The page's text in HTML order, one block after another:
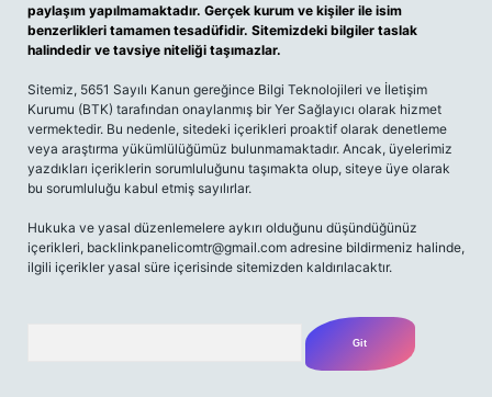
paylaşım yapılmamaktadır. Gerçek kurum ve kişiler ile isim
benzerlikleri tamamen tesadüfidir. Sitemizdeki bilgiler taslak
halindedir ve tavsiye niteliği taşımazlar.
Sitemiz, 5651 Sayılı Kanun gereğince Bilgi Teknolojileri ve İletişim
Kurumu (BTK) tarafından onaylanmış bir Yer Sağlayıcı olarak hizmet
vermektedir. Bu nedenle, sitedeki içerikleri proaktif olarak denetleme
veya araştırma yükümlülüğümüz bulunmamaktadır. Ancak, üyelerimiz
yazdıkları içeriklerin sorumluluğunu taşımakta olup, siteye üye olarak
bu sorumluluğu kabul etmiş sayılırlar.
Hukuka ve yasal düzenlemelere aykırı olduğunu düşündüğünüz
içerikleri, backlinkpanelicomtr@gmail.com adresine bildirmeniz halinde,
ilgili içerikler yasal süre içerisinde sitemizden kaldırılacaktır.